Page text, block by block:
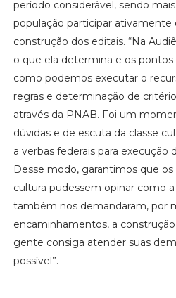
período considerável, sendo
população participar ativamente
construção dos editais. “Na
o que ela determina e os
como podemos executar o
regras e determinação de
através da PNAB. Foi um
dúvidas e de escuta da classe
a verbas federais para execução
Desse modo, garantimos que
cultura pudessem opinar como
também nos demandaram, por
encaminhamentos, a
gente consiga atender suas
possível”.